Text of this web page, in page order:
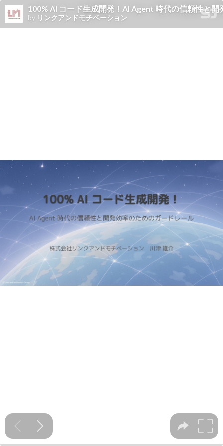
100% AI コード生成開発！AI Agent 時代の信頼性
by リンクアンドモチベーション